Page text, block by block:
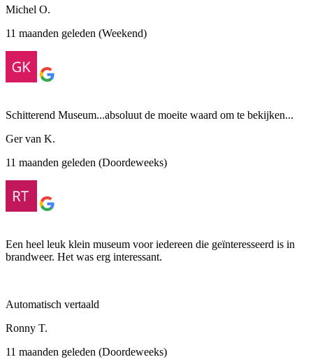
Michel O.
11 maanden geleden (Weekend)
Schitterend Museum...absoluut de moeite waard om te bekijken...
Ger van K.
11 maanden geleden (Doordeweeks)
Een heel leuk klein museum voor iedereen die geïnteresseerd is in
brandweer. Het was erg interessant.
Automatisch vertaald
Ronny T.
11 maanden geleden (Doordeweeks)